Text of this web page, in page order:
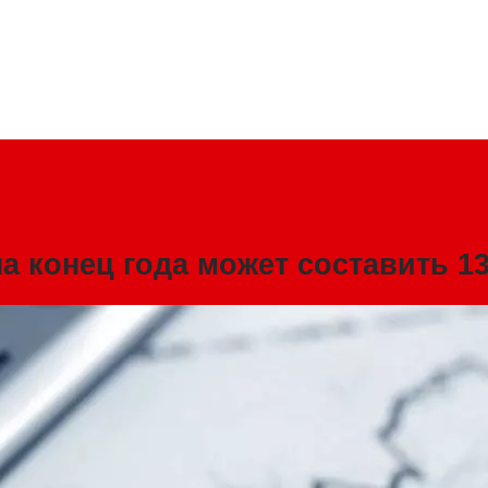
конец года может составить